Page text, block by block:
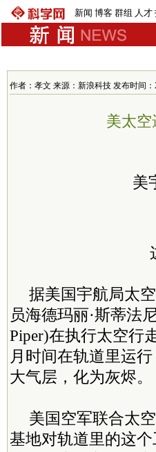
新闻 博客 群组 人才
作者：孝文 来源：新浪科技 发布时间：
美太
美
据美国宇航局太
员海德玛丽·斯蒂法
Piper)在执行太空行
月时间在轨道里运
大气层，化为灰烬。
美国空军联合太
基地对轨道里的这